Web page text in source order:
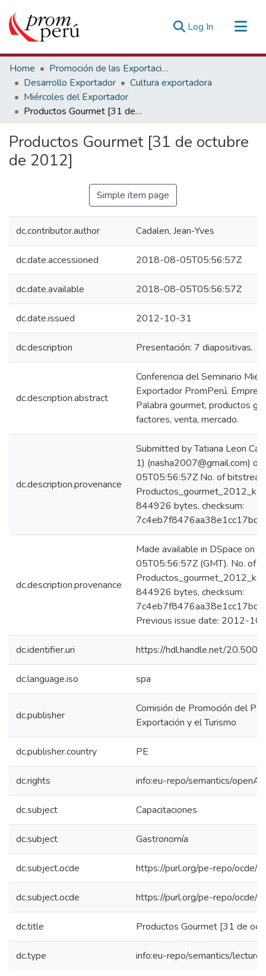
Log In (current)
Communities & Collections
All of DSpace
Statistics
Estadísticas Externas
Home
Promoción de las Exportaciones
Desarrollo Exportador
Cultura exportadora
Miércoles del Exportador
Productos Gourmet [31 de octubre de 2012]
Productos Gourmet [31 de octubre
de 2012]
Simple item page
dc.contributor.author Cadalen, Jean-Yves
dc.date.accessioned 2018-08-05T05:56:57Z
dc.date.available 2018-08-05T05:56:57Z
dc.date.issued 2012-10-31
dc.description Presentación: 7 diapositivas.
dc.description.abstract
Conferencia del Seminario
Exportador PromPerú.
Palabra gourmet, productos
factores, venta, mercado.
dc.description.provenance
Submitted by Tatiana Leon
1) (nasha2007@gmail.com)
05T05:56:57Z No. of
844926 bytes, checksum:
dc.description.provenance
Made available in DSpace on
05T05:56:57Z (GMT). No. of
844926 bytes, checksum:
Previous issue date: 2012-
dc.identifier.uri https://hdl.handle.net/
dc.language.iso spa
dc.publisher
Comisión de Promoción del
Exportación y el Turismo
dc.publisher.country PE
dc.rights info:eu-repo/semantics/
dc.subject Capacitaciones
dc.subject Gastronomía
dc.subject.ocde https://purl.org/pe-repo/ocde/
dc.subject.ocde https://purl.org/pe-repo/ocde/
dc.title Productos Gourmet [31 de
dc.type info:eu-repo/semantics/lecture